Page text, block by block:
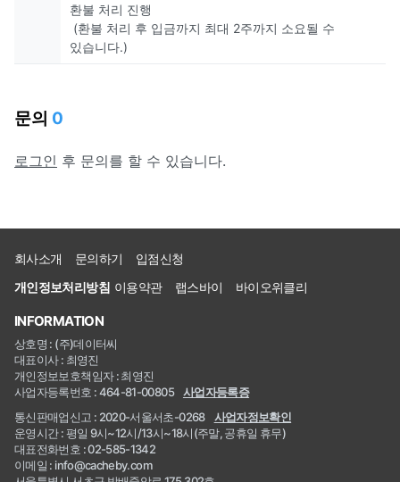
환불 처리 진행
(환불 처리 후 입금까지 최대 2주까지 소요될 수
있습니다.)
문의 0
로그인 후 문의를 할 수 있습니다.
회사소개 문의하기
입점신청
개인정보처리방침 이용약관 랩스바이 바이오위클리
INFORMATION
상호명 : (주)데이터씨
대표이사 : 최영진
개인정보보호책임자 : 최영진
사업자등록번호 : 464-81-00805
사업자등록증
통신판매업신고 : 2020-서울서초-0268
사업자정보확인
운영시간 : 평일 9시~12시/13시~18시(주말, 공휴일 휴무)
대표전화번호 : 02-585-1342
이메일 : info@cacheby.com